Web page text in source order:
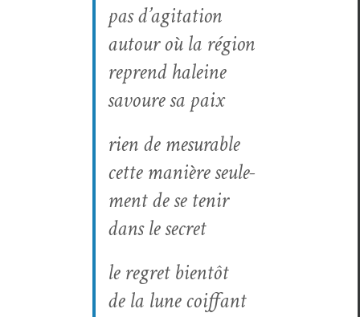
pas d’ag­i­ta­tion
autour où la région
reprend haleine
savoure sa paix
rien de mesurable
cette manière seule­
ment de se tenir
dans le secret
le regret bientôt
de la lune coif­fant